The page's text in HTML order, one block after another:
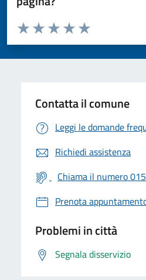
Valuta da 1 a 5 stelle la pagina
Valuta 5 stelle
Valuta 4 stelle su 5
Valuta 3 stelle su 5
Valuta 2 stelle su 5
Valuta 1 stelle su 5
Contatta il comune
Leggi le domande
Richiedi assistenza
Chiama il numero
Prenota
Problemi in città
Segnala disservizio